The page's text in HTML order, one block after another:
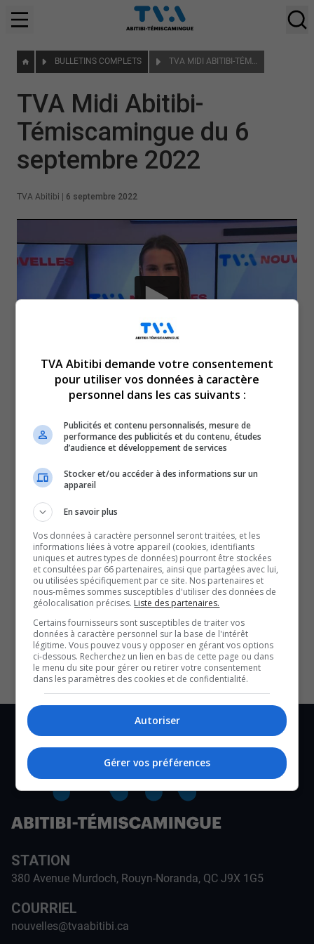
BULLETINS COMPLETS TVA MIDI ABITIBI-TÉMISCAMINGUE DU 6 SEPTEMBRE 2022
TVA Midi Abitibi-
Témiscamingue du 6
septembre 2022
TVA Abitibi 6 septembre 2022
En manchettes en ce mardi 6 septembre 2022 :
Début des consultations publiques en lien avec le
dossier de la qualité de l’air.
Des événements populaires dans la région pour le long
week-end!
QUESTION DU JOUR
Commentaires
SOUTENIR NOS MÉDIAS, C’EST PROTÉGER NOTRE
CULTURE ET NOTRE ÉCONOMIE
STATION
380 Avenue Murdoch, Rouyn-Noranda, QC J9X 1G5
COURRIEL
nouvelles@tvaabitibi.ca
TVA Abitibi demande votre consentement
pour utiliser vos données à caractère
personnel dans les cas suivants :
Publicités et contenu personnalisés, mesure de
performance des publicités et du contenu, études
d’audience et développement de services
Stocker et/ou accéder à des informations sur un
appareil
En savoir plus
Vos données à caractère personnel seront traitées, et les
informations liées à votre appareil (cookies, identifiants
uniques et autres types de données) pourront être stockées
et consultées par 66 partenaires, ainsi que partagées avec lui,
ou utilisées spécifiquement par ce site. Nos partenaires et
nous-mêmes sommes susceptibles d'utiliser des données de
géolocalisation précises. Liste des partenaires.
Certains fournisseurs sont susceptibles de traiter vos
données à caractère personnel sur la base de l'intérêt
légitime. Vous pouvez vous y opposer en gérant vos options
ci-dessous. Recherchez un lien en bas de cette page ou dans
le menu du site pour gérer ou retirer votre consentement
dans les paramètres des cookies et de confidentialité.
Autoriser
Gérer vos préférences